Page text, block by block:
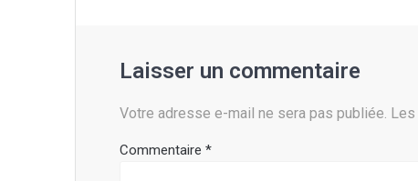
Laisser un commentaire
Votre adresse e-mail ne sera pas publiée.
Commentaire*